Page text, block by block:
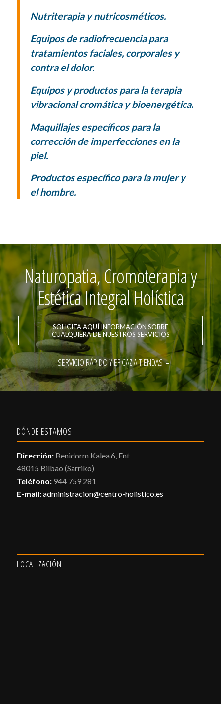
Nutriterapia y nutricosméticos.
Equipos de radiofrecuencia para
tratamientos faciales, corporales y
contra el dolor.
Equipos y productos para la terapia
vibracional cromática y bioenergética.
Maquillajes específicos para la
corrección de imperfecciones en la
piel.
Productos específico para la mujer y
el hombre.
Naturopatia, Cromoterapia y
Estética Integral Holística
SOLICITA AQUÍ INFORMACIÓN SOBRE
CUALQUIERA DE NUESTROS SERVICIOS
– SERVICIO RÁPIDO Y EFICAZ A TIENDAS–
DÓNDE ESTAMOS
Dirección:Benidorm Kalea 6, Ent.
48015 Bilbao (Sarriko)
Teléfono:944 759 281
E-mail:administracion@centro-holistico.es
LOCALIZACIÓN